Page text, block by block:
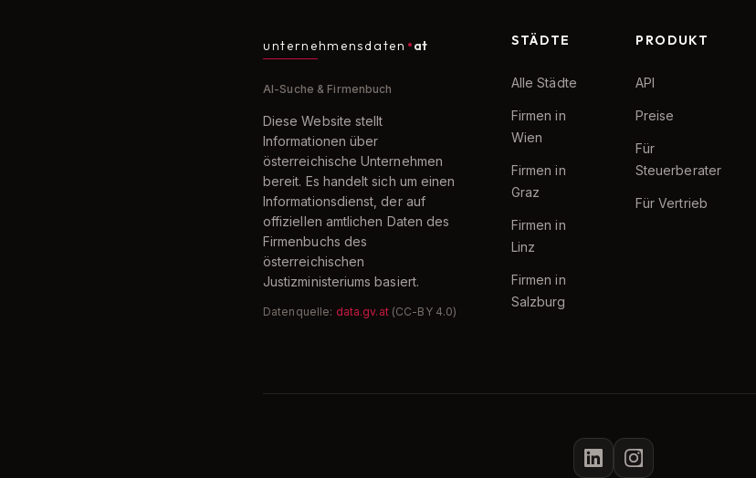
unternehmensdaten at
AI-Suche & Firmenbuch
Diese Website stellt
Informationen über
österreichische Unternehmen
bereit. Es handelt sich um einen
Informationsdienst, der auf
offiziellen amtlichen Daten des
Firmenbuchs des
österreichischen
Justizministeriums basiert.
Datenquelle: data.gv.at (CC-BY 4.0)
STÄDTE
Alle Städte
Firmen in
Wien
Firmen in
Graz
Firmen in
Linz
Firmen in
Salzburg
PRODUKT
API
Preise
Für
Steuerberater
Für Vertrieb